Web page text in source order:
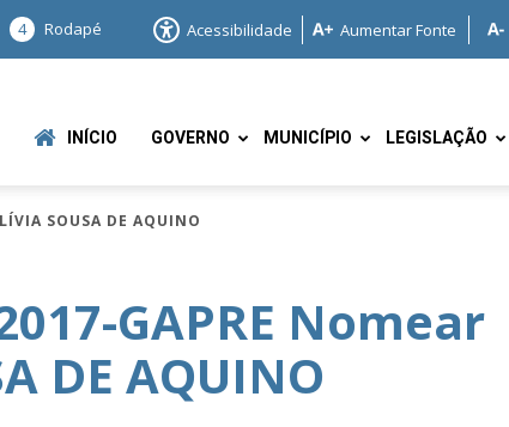
4 Rodapé Acessibilidade Aumentar Fonte
INÍCIO GOVERNO MUNICÍPIO LEGISLAÇÃO
SOUSA DE AQUINO
GAPRE Nomear
DE AQUINO